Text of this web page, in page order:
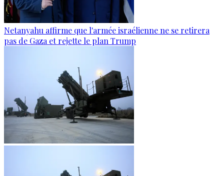
Netanyahu affirme que l'armée israélienne ne se retirera
pas de Gaza et rejette le plan Trump